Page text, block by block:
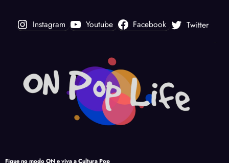
Instagram Youtube Facebook Twitter
Fique no modo ON e viva a Cultura Pop